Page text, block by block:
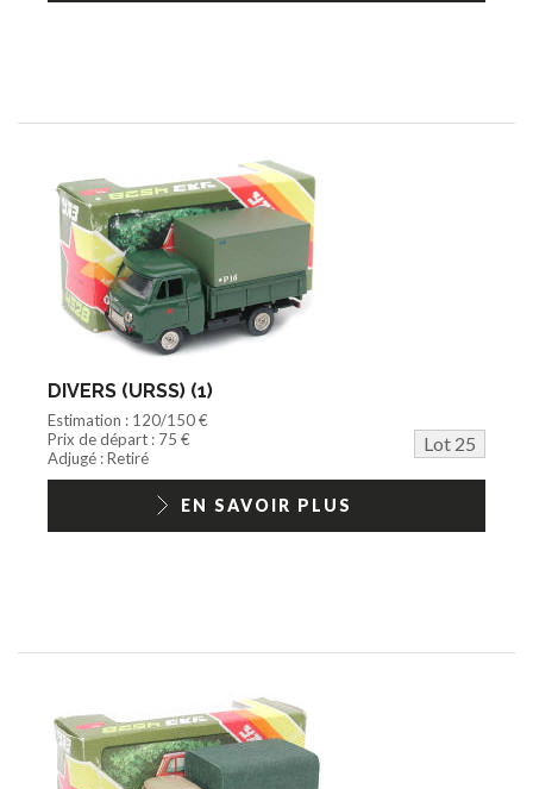
DIVERS (URSS) (1)
Estimation : 120/150 €
Prix de départ : 75 €
Lot 25
Adjugé : Retiré
EN SAVOIR PLUS